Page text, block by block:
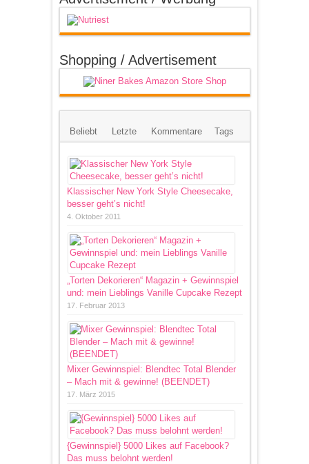
Shopping / Advertisement
Beliebt Letzte Kommentare Tags
Klassischer New York Style Cheesecake,
besser geht’s nicht!
4. Oktober 2011
„Torten Dekorieren“ Magazin + Gewinnspiel
und: mein Lieblings Vanille Cupcake Rezept
17. Februar 2013
Mixer Gewinnspiel: Blendtec Total Blender
– Mach mit & gewinne! (BEENDET)
17. März 2015
{Gewinnspiel} 5000 Likes auf Facebook?
Das muss belohnt werden!